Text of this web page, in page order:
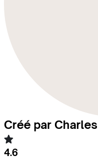
Créé par Charles
4.6